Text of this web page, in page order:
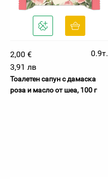
2,00 €
0.9т.
3,91 лв
Тоалетен сапун с дамаска
роза и масло от шеа, 100 г